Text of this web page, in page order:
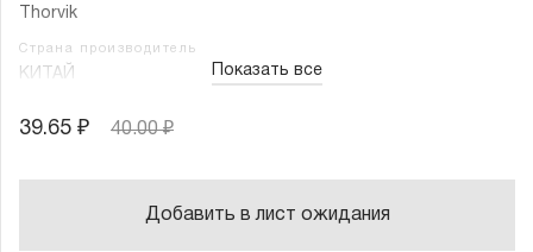
Thorvik
Страна производитель
КИТАЙ Показать все
39.65 ₽ 40.00 ₽
Добавить в лист ожидания